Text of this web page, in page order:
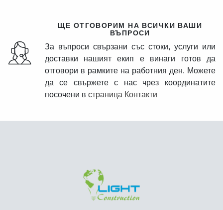
ЩЕ ОТГОВОРИМ НА ВСИЧКИ ВАШИ
ВЪПРОСИ
За въпроси свързани със стоки, услуги или
доставки нашият екип е винаги готов да
отговори в рамките на работния ден. Можете
да се свържете с нас чрез координатите
посочени в страница Контакти